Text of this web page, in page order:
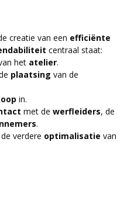
creatie van een efficiënte
centraal staat:
het atelier.
plaatsing van de
in.
met de werfleiders, de
.
verdere optimalisatie van